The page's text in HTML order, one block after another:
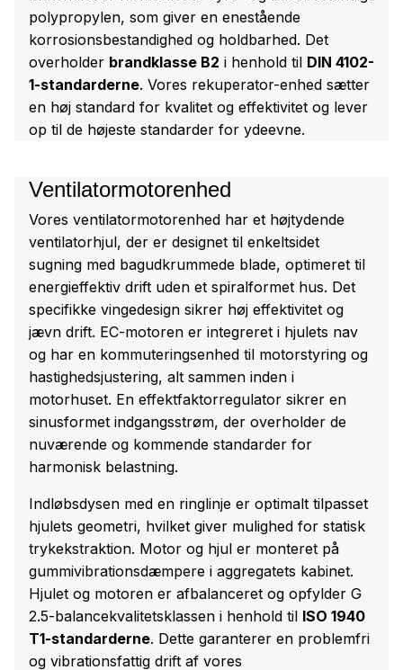
polypropylen, som giver en enestående
korrosionsbestandighed og holdbarhed. Det
overholder brandklasse B2 i henhold til DIN 4102-
1-standarderne. Vores rekuperator-enhed sætter
en høj standard for kvalitet og effektivitet og lever
op til de højeste standarder for ydeevne.
Ventilatormotorenhed
Vores ventilatormotorenhed har et højtydende
ventilatorhjul, der er designet til enkeltsidet
sugning med bagudkrummede blade, optimeret til
energieffektiv drift uden et spiralformet hus. Det
specifikke vingedesign sikrer høj effektivitet og
jævn drift. EC-motoren er integreret i hjulets nav
og har en kommuteringsenhed til motorstyring og
hastighedsjustering, alt sammen inden i
motorhuset. En effektfaktorregulator sikrer en
sinusformet indgangsstrøm, der overholder de
nuværende og kommende standarder for
harmonisk belastning.
Indløbsdysen med en ringlinje er optimalt tilpasset
hjulets geometri, hvilket giver mulighed for statisk
trykekstraktion. Motor og hjul er monteret på
gummivibrationsdæmpere i aggregatets kabinet.
Hjulet og motoren er afbalanceret og opfylder G
2.5-balancekvalitetsklassen i henhold til ISO 1940
T1-standarderne. Dette garanterer en problemfri
og vibrationsfattig drift af vores